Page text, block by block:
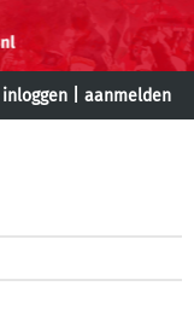
inloggen aanmelden